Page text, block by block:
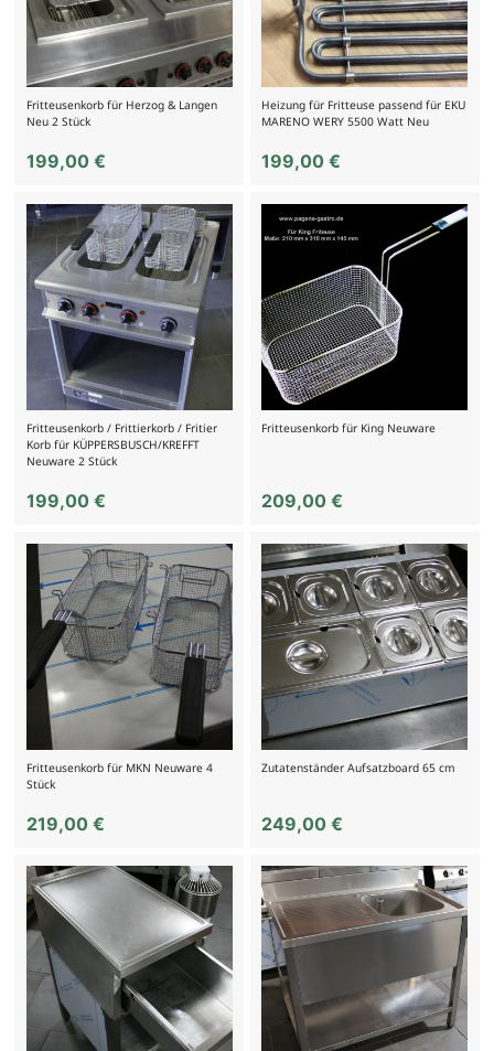
Fritteusenkorb für Herzog & Langen
Neu 2 Stück
199,00 €
Heizung für Fritteuse passend für EKU
MARENO WERY 5500 Watt Neu
199,00€
Fritteusenkorb / Frittierkorb / Fritier
Korb für KÜPPERSBUSCH/KREFFT
Neuware 2 Stück
199,00 €
Fritteusenkorb für King Neuware
209,00€
Fritteusenkorb für MKN Neuware 4
Stück
219,00 €
Zutatenständer Aufsatzboard 65 cm
249,00€